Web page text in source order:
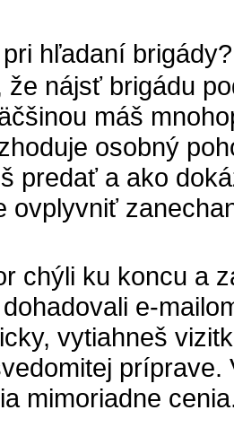
hľadaní brigády?
že nájsť brigádu
máš
osobný
predať a ako
ovplyvniť
chýli ku koncu a
e-
vytiahneš
mimoriadne